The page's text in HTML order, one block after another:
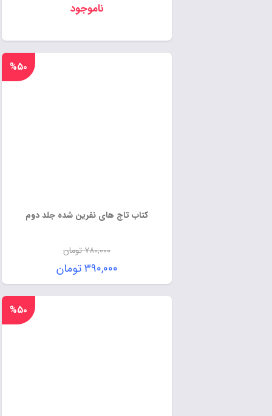
ناموجود
کتاب تاج های نفرین شده جلد دوم
۷۸۰,۰۰۰تومان
۳۹۰,۰۰۰تومان
%۵۰
%۵۰